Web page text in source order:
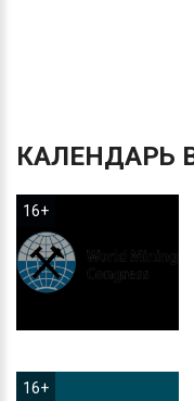
КАЛЕНДАРЬ
16+
16+